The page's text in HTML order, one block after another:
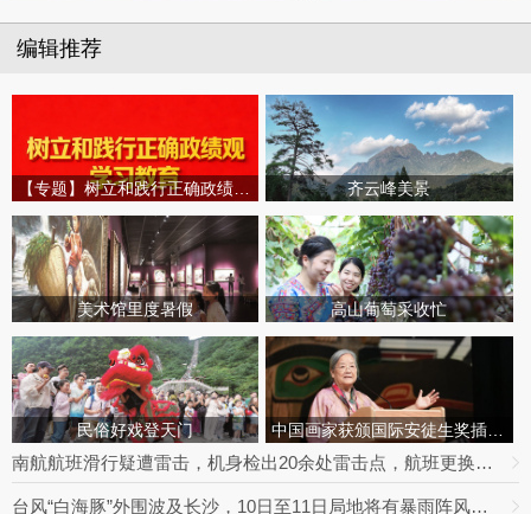
编辑推荐
【专题】树立和践行正确政绩观学习教育 齐云峰美景
美术馆里度暑假 高山葡萄采收忙
民俗好戏登天门 中国画家获颁国际安徒生奖插画家奖
南航航班滑行疑遭雷击，机身检出20余处雷击点，航班更换飞机延误出行
台风“白海豚”外围波及长沙，10日至11日局地将有暴雨阵风，最高达9级